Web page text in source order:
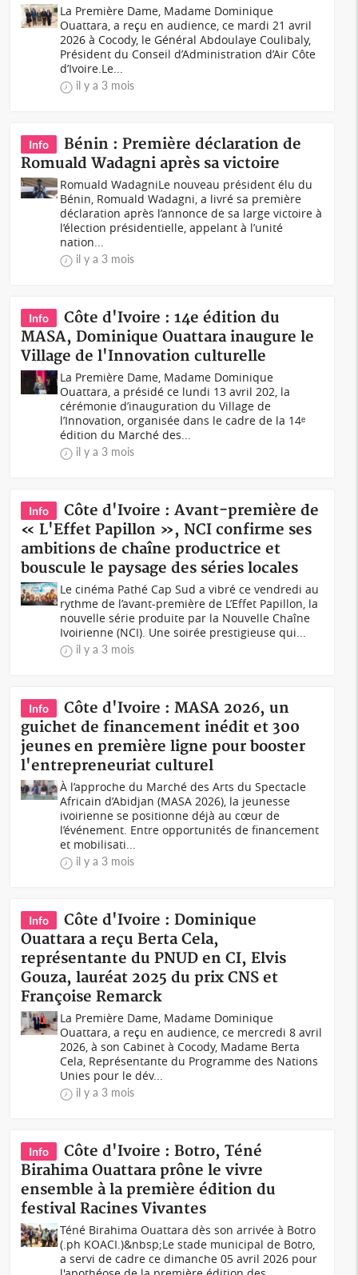
La Première Dame, Madame Dominique
Ouattara, a reçu en audience, ce mardi 21 avril
2026 à Cocody, le Général Abdoulaye Coulibaly,
Président du Conseil d’Administration d’Air Côte
d’Ivoire.Le...
il y a 3 mois
Info
Bénin : Première déclaration de
Romuald Wadagni après sa victoire
Romuald WadagniLe nouveau président élu du
Bénin, Romuald Wadagni, a livré sa première
déclaration après l’annonce de sa large victoire à
l’élection présidentielle, appelant à l’unité
nation...
il y a 3 mois
Info
Côte d'Ivoire : 14e édition du
MASA, Dominique Ouattara inaugure le
Village de l'Innovation culturelle
La Première Dame, Madame Dominique
Ouattara, a présidé ce lundi 13 avril 202, la
cérémonie d’inauguration du Village de
l’Innovation, organisée dans le cadre de la 14ᵉ
édition du Marché des...
il y a 3 mois
Info
Côte d'Ivoire : Avant-première de
« L'Effet Papillon », NCI confirme ses
ambitions de chaîne productrice et
bouscule le paysage des séries locales
Le cinéma Pathé Cap Sud a vibré ce vendredi au
rythme de l’avant-première de L’Effet Papillon, la
nouvelle série produite par la Nouvelle Chaîne
Ivoirienne (NCI). Une soirée prestigieuse qui...
il y a 3 mois
Info
Côte d'Ivoire : MASA 2026, un
guichet de financement inédit et 300
jeunes en première ligne pour booster
l'entrepreneuriat culturel
À l’approche du Marché des Arts du Spectacle
Africain d’Abidjan (MASA 2026), la jeunesse
ivoirienne se positionne déjà au cœur de
l’événement. Entre opportunités de financement
et mobilisati...
il y a 3 mois
Info
Côte d'Ivoire : Dominique
Ouattara a reçu Berta Cela,
représentante du PNUD en CI, Elvis
Gouza, lauréat 2025 du prix CNS et
Françoise Remarck
La Première Dame, Madame Dominique
Ouattara, a reçu en audience, ce mercredi 8 avril
2026, à son Cabinet à Cocody, Madame Berta
Cela, Représentante du Programme des Nations
Unies pour le dév...
il y a 3 mois
Info
Côte d'Ivoire : Botro, Téné
Birahima Ouattara prône le vivre
ensemble à la première édition du
festival Racines Vivantes
Téné Birahima Ouattara dès son arrivée à Botro
(.ph KOACI.)&nbsp;Le stade municipal de Botro,
a servi de cadre ce dimanche 05 avril 2026 pour